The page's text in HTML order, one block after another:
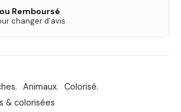
Remboursé
changer d'avis
, Animaux, Colorisé,
& colorisées